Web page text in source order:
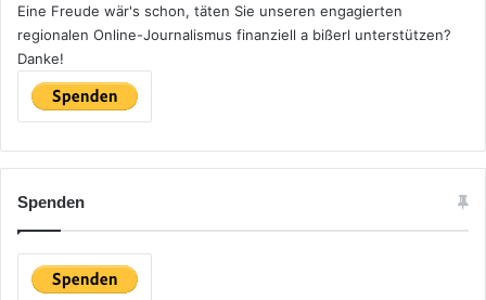
Eine Freude wär's schon, täten Sie unseren engagierten
regionalen Online-Journalismus finanziell a bißerl unterstützen?
Danke!
Spenden